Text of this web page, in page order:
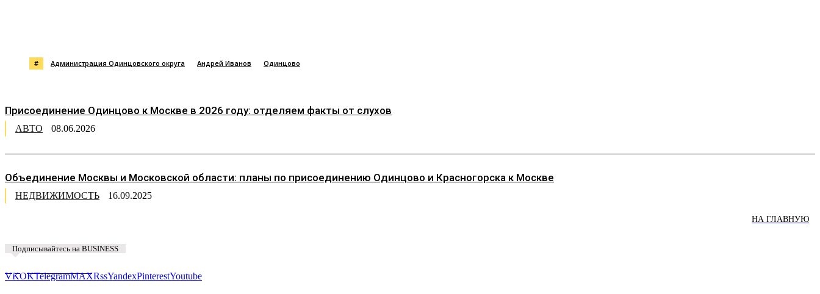
# Администрация Одинцовского округа Андрей Иванов Одинцово
Присоединение Одинцово к Москве в 2026 году: отделяем факты от слухов
АВТО 08.06.2026
Объединение Москвы и Московской области: планы по присоединению Одинцово и Красногорска к Москве
НЕДВИЖИМОСТЬ 16.09.2025
НА ГЛАВНУЮ
Подписывайтесь на BUSINESS
VKOKTelegramMAXRssYandexPinterestYoutube